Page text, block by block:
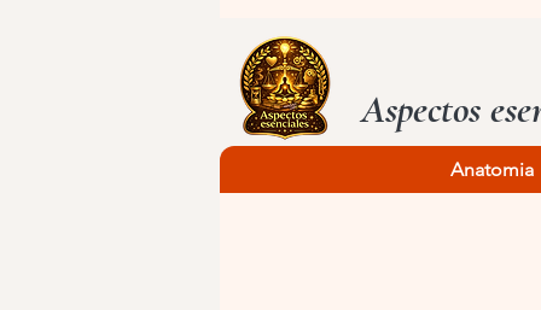
Aspectos
Anatomia